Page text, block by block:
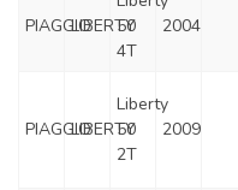
PIAGGIOLIBERTY
50
4T
2004
PIAGGIOLIBERTY
Liberty
50
2T
2009